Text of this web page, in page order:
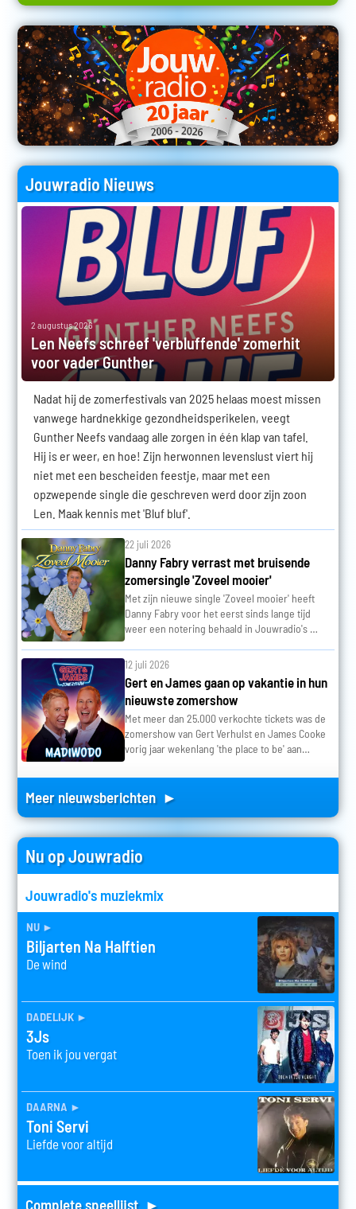
Jouwradio Nieuws
2 augustus 2026
Len Neefs schreef 'verbluffende' zomerhit
voor vader Gunther
Nadat hij de zomerfestivals van 2025 helaas moest missen
vanwege hardnekkige gezondheidsperikelen, veegt
Gunther Neefs vandaag alle zorgen in één klap van tafel.
Hij is er weer, en hoe! Zijn herwonnen levenslust viert hij
niet met een bescheiden feestje, maar met een
opzwepende single die geschreven werd door zijn zoon
Len. Maak kennis met 'Bluf bluf'.
22 juli 2026
Danny Fabry verrast met bruisende
zomersingle 'Zoveel mooier'
Met zijn nieuwe single 'Zoveel mooier' heeft
Danny Fabry voor het eerst sinds lange tijd
weer een notering behaald in Jouwradio's …
12 juli 2026
Gert en James gaan op vakantie in hun
nieuwste zomershow
Met meer dan 25.000 verkochte tickets was de
zomershow van Gert Verhulst en James Cooke
vorig jaar wekenlang 'the place to be' aan…
Meer nieuwsberichten ►
Nu op Jouwradio
Jouwradio's muziekmix
nu ►
Biljarten Na Halftien
De wind
dadelijk ►
3Js
Toen ik jou vergat
daarna ►
Toni Servi
Liefde voor altijd
Complete speellijst ►